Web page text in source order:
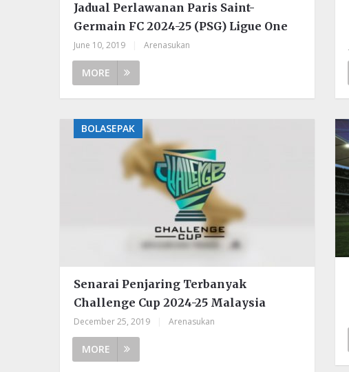
Jadual Perlawanan Paris Saint-
Germain FC 2024-25 (PSG) Ligue One
June 10, 2019 Arenasukan
MORE
BOLASEPAK
Senarai Penjaring Terbanyak
Challenge Cup 2024-25 Malaysia
December 25, 2019 Arenasukan
MORE